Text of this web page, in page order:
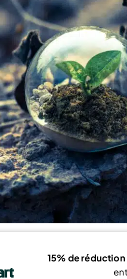
15% de réduction